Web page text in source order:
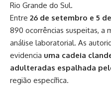
Rio Grande do Sul.
Entre 26 de setembro e 5
890 ocorrências suspeitas, a
análise laboratorial. As
evidencia uma cadeia
adulteradas espalhada
região específica.